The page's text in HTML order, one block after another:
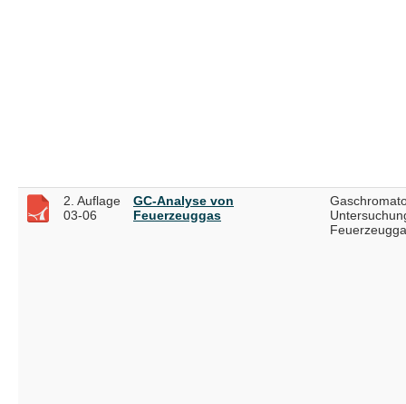
2. Auflage
03-06
GC-Analyse von
Feuerzeuggas